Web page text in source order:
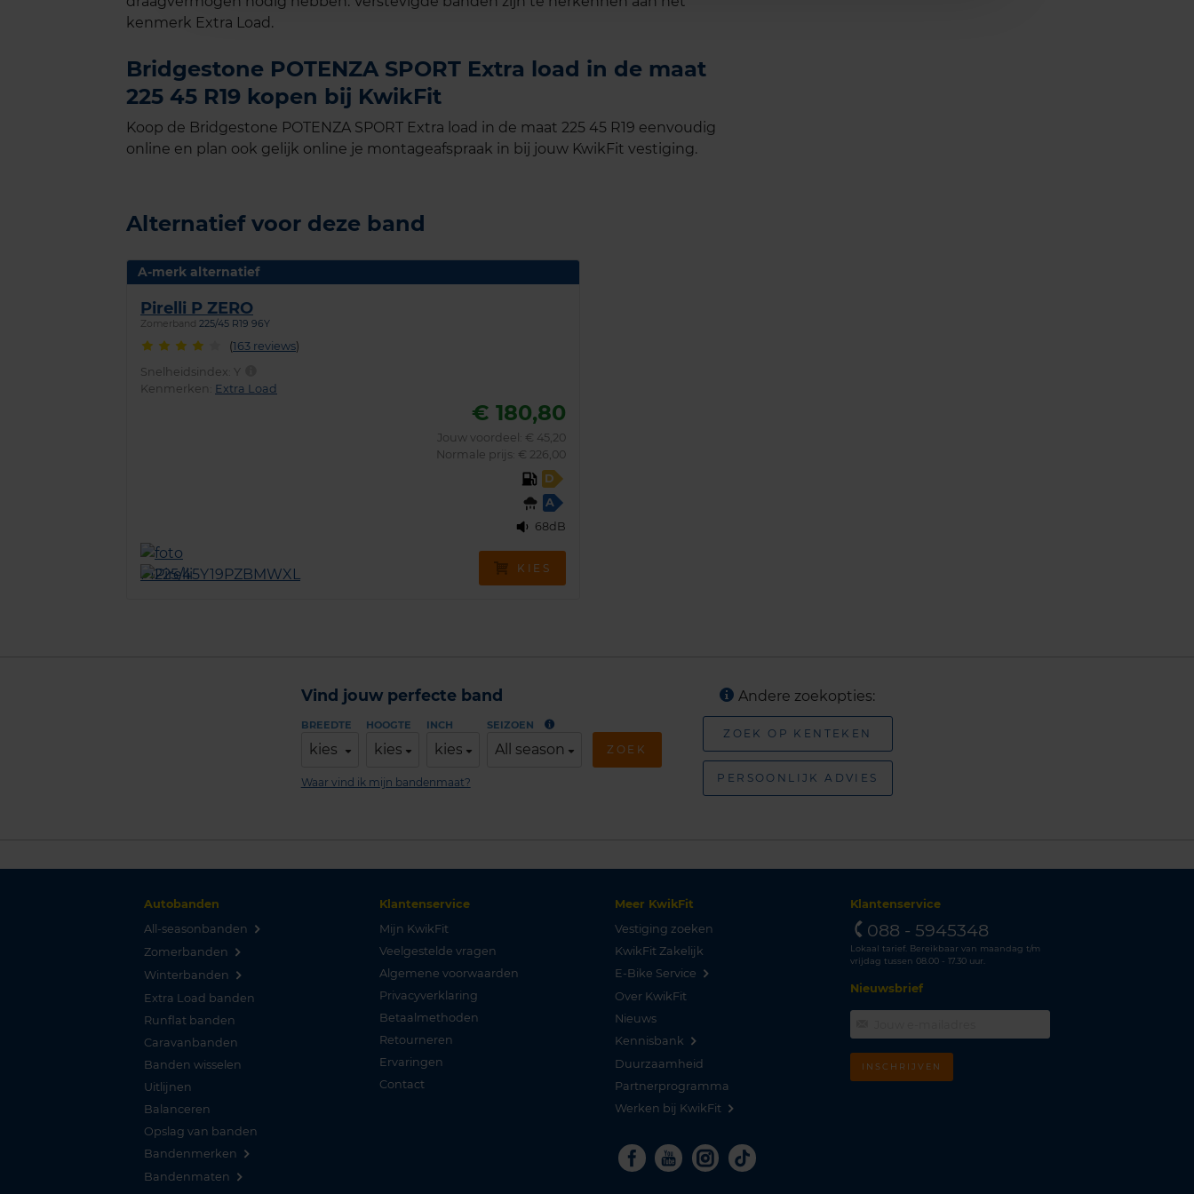
kenmerk Extra Load.
Bridgestone POTENZA SPORT Extra load in de maat
225 45 R19 kopen bij KwikFit
Koop de Bridgestone POTENZA SPORT Extra load in de maat 225 45 R19 eenvoudig
online en plan ook gelijk online je montageafspraak in bij jouw KwikFit vestiging.
Alternatief voor deze band
A-merk alternatief
Pirelli P ZERO
Zomerband 225/45 R19 96Y
(163 reviews)
Snelheidsindex: Y
Kenmerken: Extra Load
€ 180,80
Jouw voordeel: € 45,20
Normale prijs: € 226,00
D
A
68dB
KIES
Vind jouw perfecte band
BREEDTE
kies
HOOGTE
kies
INCH
kies
SEIZOEN
All season ZOEK
Waar vind ik mijn bandenmaat?
Andere zoekopties:
ZOEK OP KENTEKEN
PERSOONLIJK ADVIES
Autobanden
All-seasonbanden
Zomerbanden
Winterbanden
Extra Load banden
Runflat banden
Caravanbanden
Banden wisselen
Uitlijnen
Balanceren
Opslag van banden
Bandenmerken
Bandenmaten
Klantenservice
Mijn KwikFit
Veelgestelde vragen
Algemene voorwaarden
Privacyverklaring
Betaalmethoden
Retourneren
Ervaringen
Contact
Meer KwikFit
Vestiging zoeken
KwikFit Zakelijk
E-Bike Service
Over KwikFit
Nieuws
Kennisbank
Duurzaamheid
Partnerprogramma
Werken bij KwikFit
Facebook
YoutubeInstagram
Tiktok
Klantenservice
088 - 5945348
Lokaal tarief. Bereikbaar van maandag t/m
vrijdag tussen 08.00 - 17.30 uur.
Nieuwsbrief
INSCHRIJVEN